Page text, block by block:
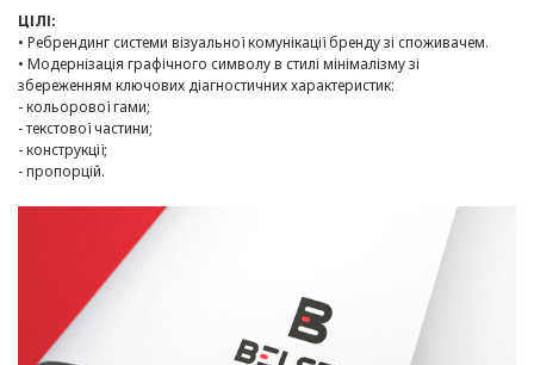
ЦІЛІ:
• Ребрендинг системи візуальної комунікації бренду зі споживачем.
• Модернізація графічного символу в стилі мінімалізму зі
збереженням ключових діагностичних характеристик:
- кольорової гами;
- текстової частини;
- конструкції;
-пропорцій.